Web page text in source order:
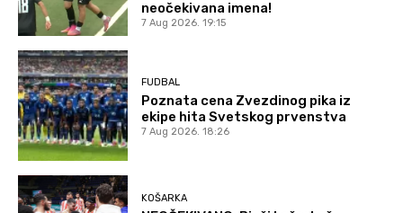
neočekivana imena!
7 Aug 2026. 19:15
FUDBAL
Poznata cena Zvezdinog pika iz
ekipe hita Svetskog prvenstva
7 Aug 2026. 18:26
KOŠARKA